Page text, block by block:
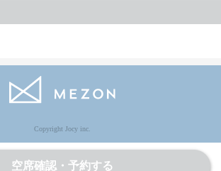
空席確認・予約する
Copyright Jocy inc.